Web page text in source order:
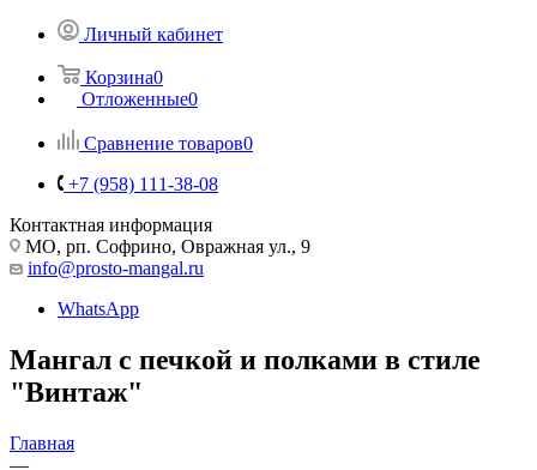
Личный кабинет
Корзина0
Отложенные0
Сравнение товаров0
+7 (958) 111-38-08
Контактная информация
МО, рп. Софрино, Овражная ул., 9
info@prosto-mangal.ru
WhatsApp
Мангал с печкой и полками в стиле
"Винтаж"
Главная
—